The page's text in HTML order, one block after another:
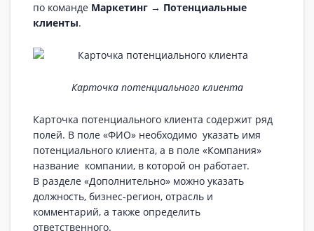
по команде Маркетинг → Потенциальные
клиенты.
Карточка потенциального клиента
Карточка потенциального клиента содержит ряд
полей. В поле «ФИО» необходимо указать имя
потенциального клиента, а в поле «Компания»
название компании, в которой он работает.
В разделе «Дополнительно» можно указать
должность, бизнес-регион, отрасль и
комментарий, а также определить
ответственного.